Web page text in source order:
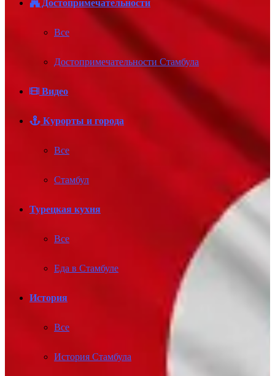
Достопримечательности
Все
Достопримечательности Стамбула
Видео
Курорты и города
Все
Стамбул
Турецкая кухня
Все
Еда в Стамбуле
История
Все
История Стамбула